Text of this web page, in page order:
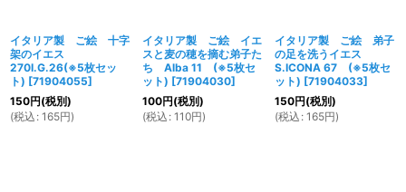
イタリア製 ご絵 十字
架のイエス
270I.G.26(※5枚セッ
ト) [71904055]
150円(税別)
(税込 : 165円)
イタリア製 ご絵 イエ
スと麦の穂を摘む弟子た
ち Alba 11 (※5枚セ
ット) [71904030]
100円(税別)
(税込 : 110円)
イタリア製 ご絵 弟子
の足を洗うイエス
S.ICONA 67 (※5枚セ
ット) [71904033]
150円(税別)
(税込 : 165円)